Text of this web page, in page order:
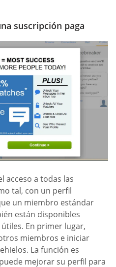
suscripción paga
acceso a todas las
tal, con un perfil
un miembro estándar
están disponibles
En primer lugar,
miembros e iniciar
La función es
mejorar su perfil para